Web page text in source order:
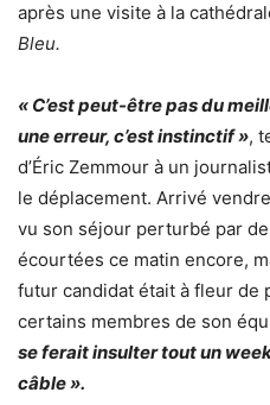
après une visite à la
Bleu.
« C’est peut-être pas du
une erreur, c’est instinctif »,
d’Éric Zemmour à un
le déplacement. Arrivé
vu son séjour perturbé par
écourtées ce matin encore,
futur candidat était à fleur de
certains membres de son
se ferait insulter tout un
câble ».